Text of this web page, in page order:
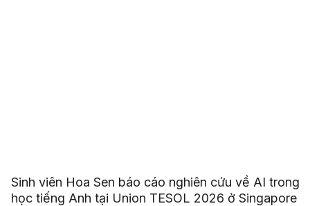
Sinh viên Hoa Sen báo cáo nghiên cứu về AI trong
học tiếng Anh tại Union TESOL 2026 ở Singapore